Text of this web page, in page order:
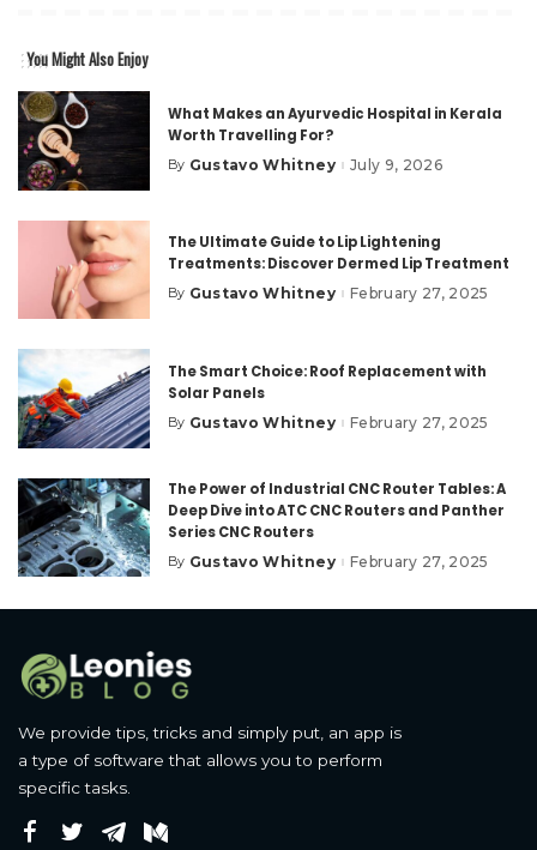
You Might Also Enjoy
What Makes an Ayurvedic Hospital in Kerala
Worth Travelling For?
Posted
By Gustavo Whitney July 9, 2026
The Ultimate Guide to Lip Lightening
Treatments: Discover Dermed Lip Treatment
Posted
By Gustavo Whitney February 27, 2025
The Smart Choice: Roof Replacement with
Solar Panels
Posted
By Gustavo Whitney February 27, 2025
The Power of Industrial CNC Router Tables: A
Deep Dive into ATC CNC Routers and Panther
Series CNC Routers
Posted
By Gustavo Whitney February 27, 2025
We provide tips, tricks and simply put, an app is
a type of software that allows you to perform
specific tasks.